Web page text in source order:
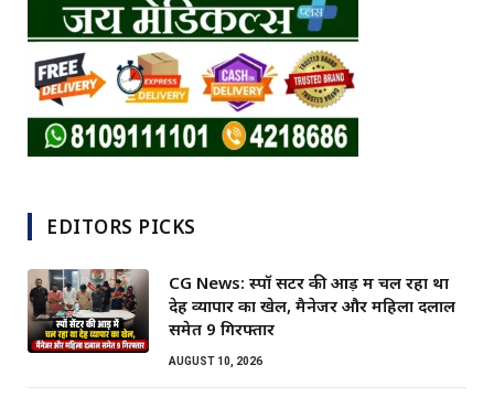
EDITORS PICKS
CG News: स्पॉ सेंटर की आड़ में चल रहा था
देह व्यापार का खेल, मैनेजर और महिला दलाल
समेत 9 गिरफ्तार
AUGUST 10, 2026